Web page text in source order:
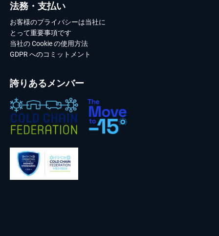
法務・支払い
お客様のプライバシーは当社に
とって重要事項です
当社の Cookie の使用方法
GDPR へのコミットメント
誇りあるメンバー